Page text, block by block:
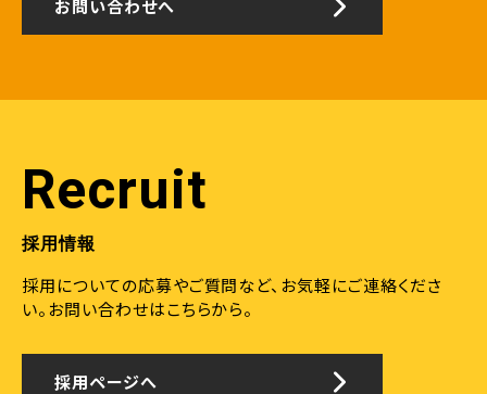
お問い合わせへ
Recruit
採用情報
採用についての応募やご質問など、お気軽にご連絡くださ
い。 お問い合わせはこちらから。
採用ページへ